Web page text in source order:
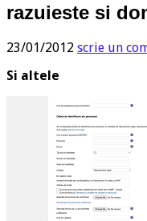
razuieste si
23/01/2012 scrie un
Si altele